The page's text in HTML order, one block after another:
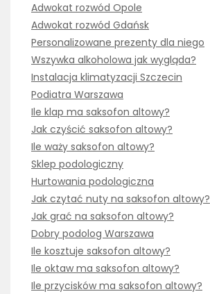
Adwokat rozwód Opole
Adwokat rozwód Gdańsk
Personalizowane prezenty dla niego
Wszywka alkoholowa jak wygląda?
Instalacja klimatyzacji Szczecin
Podiatra Warszawa
Ile klap ma saksofon altowy?
Jak czyścić saksofon altowy?
Ile waży saksofon altowy?
Sklep podologiczny
Hurtowania podologiczna
Jak czytać nuty na saksofon altowy?
Jak grać na saksofon altowy?
Dobry podolog Warszawa
Ile kosztuje saksofon altowy?
Ile oktaw ma saksofon altowy?
Ile przycisków ma saksofon altowy?